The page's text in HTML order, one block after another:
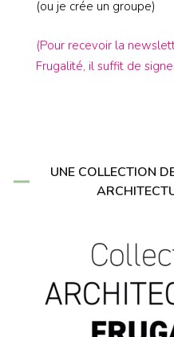
(ou je crée un groupe)
(Pour recevoir la
Frugalité, il suffit de
UNE COLLECTION